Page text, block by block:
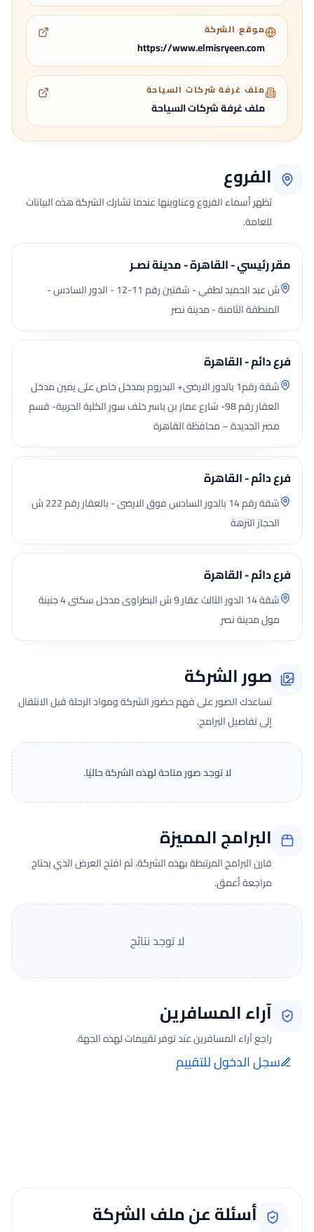
موقع الشركة
https://www.elmisryeen.com
ملف غرفة شركات السياحة
ملف غرفة شركات السياحة
الفروع
تظهر أسماء الفروع وعناوينها عندما تشارك الشركة هذه البيانات
للعامة.
مقر رئيسي - القاهرة - مدينة نصـر
ش عبد الحميد لطفي - شقتين رقم 11-12 - الدور السادس -
المنطقة الثامنة - مدينة نصر
فرع دائم - القاهرة
شقة رقم1 بالدور الارضى+ البدروم بمدخل خاص على يمين مدخل
العقار رقم 98- شارع عمار بن ياسر خلف سور الكلية الحربية- قسم
مصر الجديدة – محافظة القاهرة
فرع دائم - القاهرة
شقة رقم 14 بالدور السادس فوق الارضى - بالعقار رقم 222 ش
الحجاز النزهة
فرع دائم - القاهرة
شقة 14 الدور الثالث عقار 9 ش البطراوى مدخل سكنى 4 جنينة
مول مدينة نصر
صور الشركة
تساعدك الصور على فهم حضور الشركة ومواد الرحلة قبل الانتقال
إلى تفاصيل البرامج.
لا توجد صور متاحة لهذه الشركة حاليًا.
البرامج المميزة
قارن البرامج المرتبطة بهذه الشركة، ثم افتح العرض الذي يحتاج
مراجعة أعمق.
لا توجد نتائج
آراء المسافرين
راجع آراء المسافرين عند توفر تقييمات لهذه الجهة.
سجل الدخول للتقييم
أسئلة عن ملف الشركة